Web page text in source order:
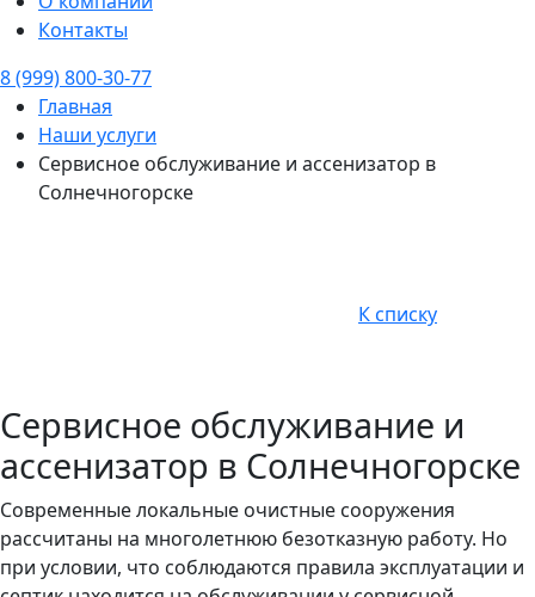
Контакты
8 (999) 800-30-77
Главная
Наши услуги
Сервисное обслуживание и ассенизатор в
Солнечногорске
К списку
Сервисное обслуживание и
ассенизатор в Солнечногорске
Современные локальные очистные сооружения
рассчитаны на многолетнюю безотказную работу. Но
при условии, что соблюдаются правила эксплуатации и